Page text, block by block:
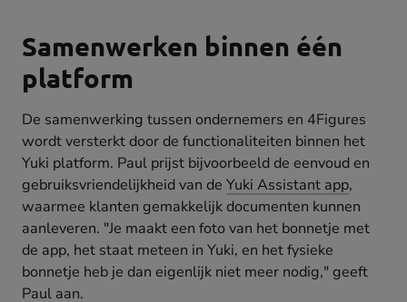
Samenwerken binnen één
platform
De samenwerking tussen ondernemers en 4Figures
wordt versterkt door de functionaliteiten binnen het
Yuki platform. Paul prijst bijvoorbeeld de eenvoud en
gebruiksvriendelijkheid van de Yuki Assistant app,
waarmee klanten gemakkelijk documenten kunnen
aanleveren. "Je maakt een foto van het bonnetje met
de app, het staat meteen in Yuki, en het fysieke
bonnetje heb je dan eigenlijk niet meer nodig," geeft
Paul aan.